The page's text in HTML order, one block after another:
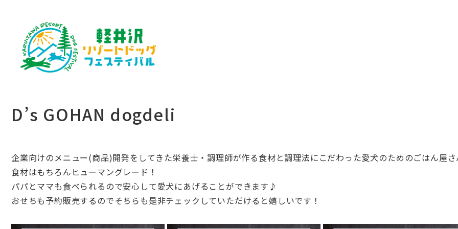
D’s GOHAN dogdeli
企業向けのメニュー(商品)開発をしてきた栄養士・調理師が作る食材と調理法にこだわった愛犬のためのごはん屋
食材はもちろんヒューマングレード！
パパとママも食べられるので安心して愛犬にあげることができます♪
おせちも予約販売するのでそちらも是非チェックしていただけると嬉しいです！